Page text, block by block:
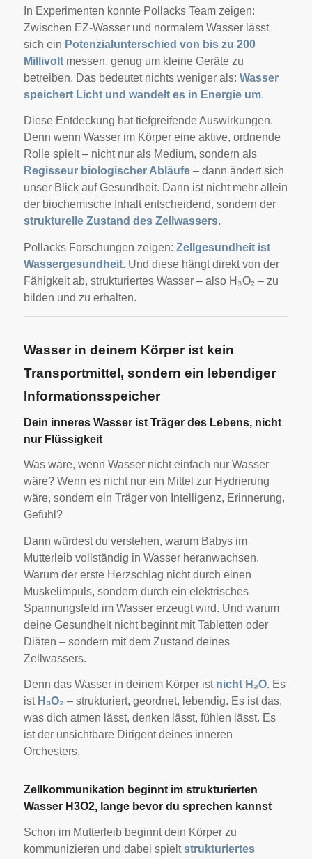
In Experimenten konnte Pollacks Team zeigen:
Zwischen EZ-Wasser und normalem Wasser lässt
sich ein Potenzialunterschied von bis zu 200
Millivoltmessen, genug um kleine Geräte zu
betreiben. Das bedeutet nichts weniger als: Wasser
speichert Licht und wandelt es in Energie um.
Diese Entdeckung hat tiefgreifende Auswirkungen.
Denn wenn Wasser im Körper eine aktive, ordnende
Rolle spielt – nicht nur als Medium, sondern als
Regisseur biologischer Abläufe– dann ändert sich
unser Blick auf Gesundheit. Dann ist nicht mehr allein
der biochemische Inhalt entscheidend, sondern der
strukturelle Zustand des Zellwassers.
Pollacks Forschungen zeigen: Zellgesundheit ist
Wassergesundheit. Und diese hängt direkt von der
Fähigkeit ab, strukturiertes Wasser – also H₃O₂ – zu
bilden und zu erhalten.
Wasser in deinem Körper ist kein
Transportmittel, sondern ein lebendiger
Informationsspeicher
Dein inneres Wasser ist Träger des Lebens, nicht
nur Flüssigkeit
Was wäre, wenn Wasser nicht einfach nur Wasser
wäre? Wenn es nicht nur ein Mittel zur Hydrierung
wäre, sondern ein Träger von Intelligenz, Erinnerung,
Gefühl?
Dann würdest du verstehen, warum Babys im
Mutterleib vollständig in Wasser heranwachsen.
Warum der erste Herzschlag nicht durch einen
Muskelimpuls, sondern durch ein elektrisches
Spannungsfeld im Wasser erzeugt wird. Und warum
deine Gesundheit nicht beginnt mit Tabletten oder
Diäten – sondern mit dem Zustand deines
Zellwassers.
Denn das Wasser in deinem Körper ist nicht H₂O. Es
ist H₃O₂ – strukturiert, geordnet, lebendig. Es ist das,
was dich atmen lässt, denken lässt, fühlen lässt. Es
ist der unsichtbare Dirigent deines inneren
Orchesters.
Zellkommunikation beginnt im strukturierten
Wasser H3O2, lange bevor du sprechen kannst
Schon im Mutterleib beginnt dein Körper zu
kommunizieren und dabei spieltstrukturiertes